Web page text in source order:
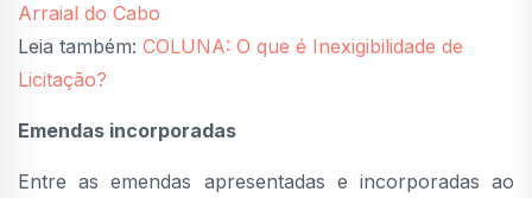
Arraial do Cabo
Leia também: COLUNA: O que é Inexigibilidade de
Licitação?
Emendas incorporadas
Entre as emendas apresentadas e incorporadas ao